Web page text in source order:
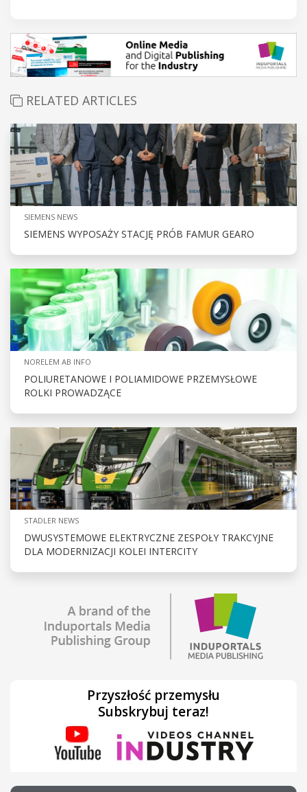
RELATED ARTICLES
SIEMENS NEWS
SIEMENS WYPOSAŻY STACJĘ PRÓB FAMUR GEARO
NORELEM AB INFO
POLIURETANOWE I POLIAMIDOWE PRZEMYSŁOWE
ROLKI PROWADZĄCE
STADLER NEWS
DWUSYSTEMOWE ELEKTRYCZNE ZESPOŁY TRAKCYJNE
DLA MODERNIZACJI KOLEI INTERCITY
Przyszłość przemysłu
Subskrybuj teraz!